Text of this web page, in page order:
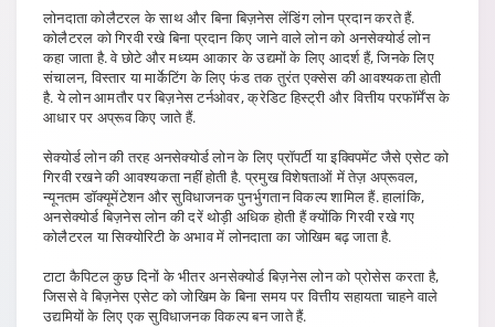
लोनदाता कोलैटरल के साथ और बिना बिज़नेस लेंडिंग लोन प्रदान करते हैं.
कोलैटरल को गिरवी रखे बिना प्रदान किए जाने वाले लोन को अनसेक्योर्ड लोन
कहा जाता है. वे छोटे और मध्यम आकार के उद्यमों के लिए आदर्श हैं, जिनके लिए
संचालन, विस्तार या मार्केटिंग के लिए फंड तक तुरंत एक्सेस की आवश्यकता होती
है. ये लोन आमतौर पर बिज़नेस टर्नओवर, क्रेडिट हिस्ट्री और वित्तीय परफॉर्मेंस के
आधार पर अप्रूव किए जाते हैं.
सेक्योर्ड लोन की तरह अनसेक्योर्ड लोन के लिए प्रॉपर्टी या इक्विपमेंट जैसे एसेट को
गिरवी रखने की आवश्यकता नहीं होती है. प्रमुख विशेषताओं में तेज़ अप्रूवल,
न्यूनतम डॉक्यूमेंटेशन और सुविधाजनक पुनर्भुगतान विकल्प शामिल हैं. हालांकि,
अनसेक्योर्ड बिज़नेस लोन की दरें थोड़ी अधिक होती हैं क्योंकि गिरवी रखे गए
कोलैटरल या सिक्योरिटी के अभाव में लोनदाता का जोखिम बढ़ जाता है.
टाटा कैपिटल कुछ दिनों के भीतर अनसेक्योर्ड बिज़नेस लोन को प्रोसेस करता है,
जिससे वे बिज़नेस एसेट को जोखिम के बिना समय पर वित्तीय सहायता चाहने वाले
उद्यमियों के लिए एक सुविधाजनक विकल्प बन जाते हैं.